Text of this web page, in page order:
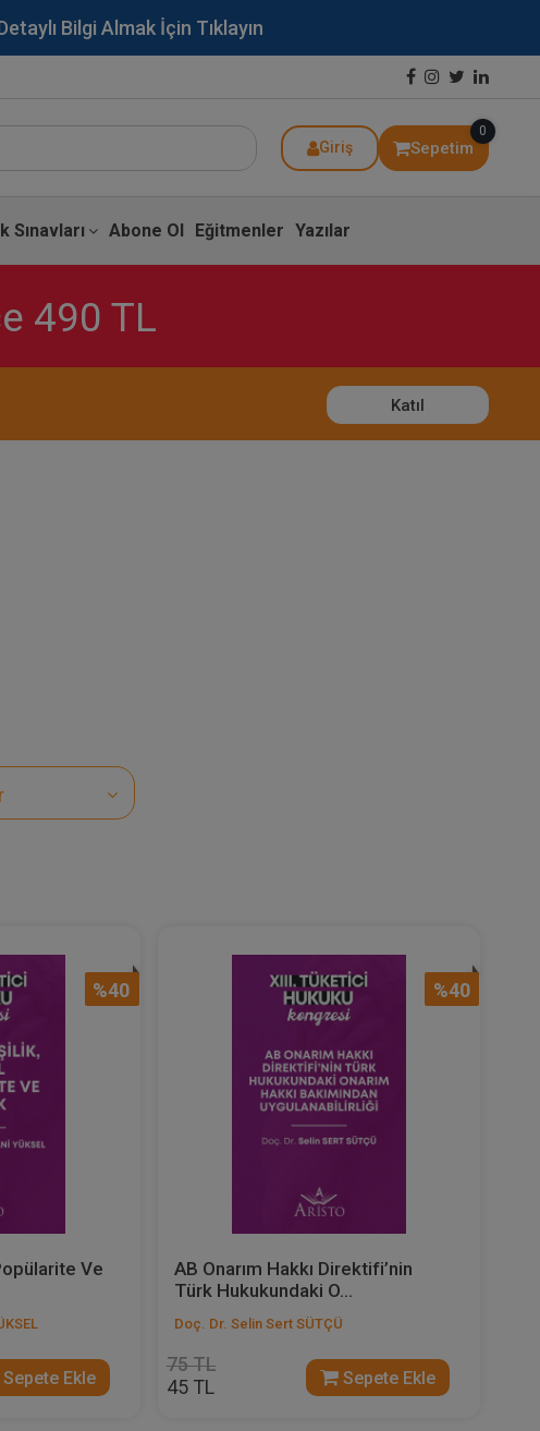
Bilgi Almak İçin Tıklayın
Giriş Sepetim
0
Sınavları Abone Ol Eğitmenler Yazılar
490 TL
Katıl
%40
Ve
Ekle
%40
AB Onarım Hakkı Direktifi’nin
Türk Hukukundaki O...
Doç. Dr. Selin Sert SÜTÇÜ
75 TL
45 TL Sepete Ekle